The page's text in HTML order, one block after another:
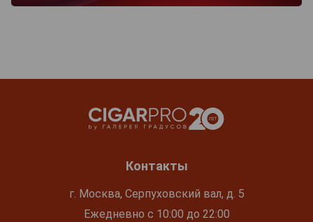
Контакты
г. Москва, Серпуховский вал, д. 5
Ежедневно с 10:00 до 22:00